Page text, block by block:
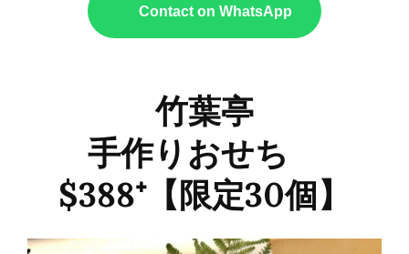
Contact on WhatsApp
竹葉亭
手作りおせち
$388⁺【限定30個】